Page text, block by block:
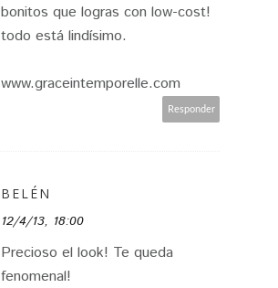
bonitos que logras con low-cost!
todo está lindísimo.
www.graceintemporelle.com
Responder
BELÉN
12/4/13, 18:00
Precioso el look! Te queda
fenomenal!